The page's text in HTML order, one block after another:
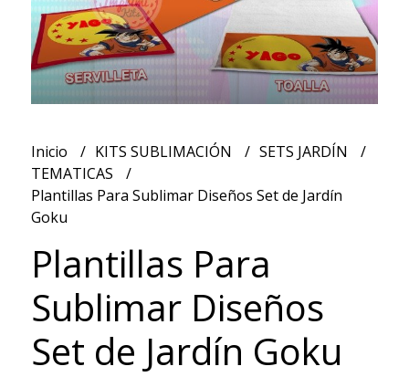
Inicio KITS SUBLIMACIÓN
SETS JARDÍN
TEMATICAS
Plantillas Para Sublimar Diseños Set de Jardín
Goku
Plantillas Para
Sublimar Diseños
Set de Jardín Goku